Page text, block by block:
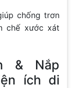
chống trơn
chế xước xát
& Nắp
ích di